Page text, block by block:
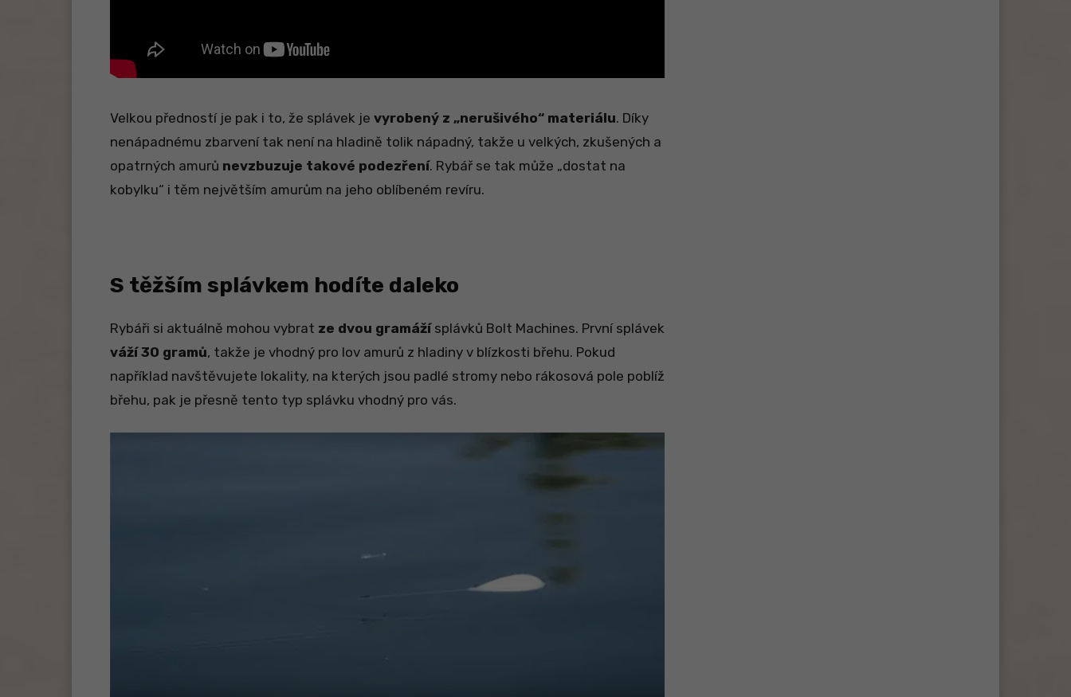
Velkou předností je pak i to, že splávek je vyrobený z „nerušivého“ materiálu. Díky
nenápadnému zbarvení tak není na hladině tolik nápadný, takže u velkých, zkušených a
opatrných amurů nevzbuzuje takové podezření. Rybář se tak může „dostat na
kobylku“ i těm největším amurům na jeho oblíbeném revíru.
S těžším splávkem hodíte daleko
Rybáři si aktuálně mohou vybrat ze dvou gramážísplávků Bolt Machines. První splávek
váží 30 gramů, takže je vhodný pro lov amurů z hladiny v blízkosti břehu. Pokud
například navštěvujete lokality, na kterých jsou padlé stromy nebo rákosová pole poblíž
břehu, pak je přesně tento typ splávku vhodný pro vás.